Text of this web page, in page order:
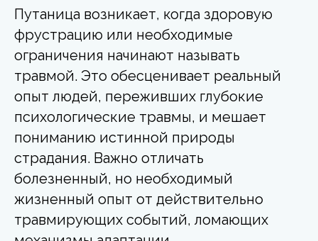
Путаница возникает, когда здоровую
фрустрацию или необходимые
ограничения начинают называть
травмой. Это обесценивает реальный
опыт людей, переживших глубокие
психологические травмы, и мешает
пониманию истинной природы
страдания. Важно отличать
болезненный, но необходимый
жизненный опыт от действительно
травмирующих событий, ломающих